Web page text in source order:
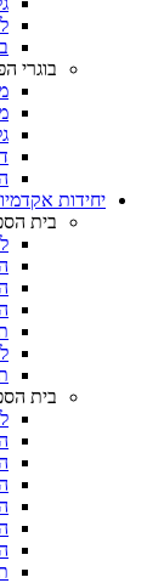
בוגרי
יחידות
בית
בית